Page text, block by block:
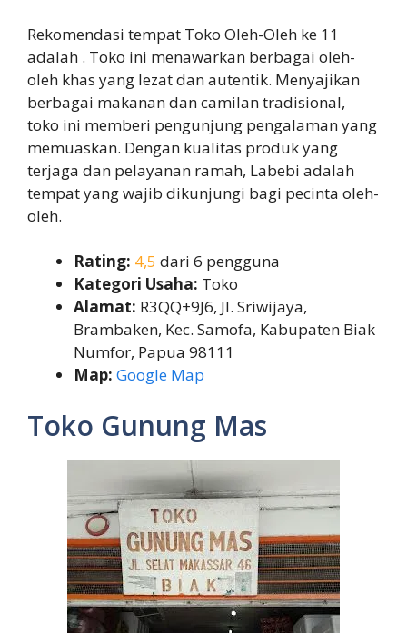
Rekomendasi tempat Toko Oleh-Oleh ke 11
adalah . Toko ini menawarkan berbagai oleh-
oleh khas yang lezat dan autentik. Menyajikan
berbagai makanan dan camilan tradisional,
toko ini memberi pengunjung pengalaman yang
memuaskan. Dengan kualitas produk yang
terjaga dan pelayanan ramah, Labebi adalah
tempat yang wajib dikunjungi bagi pecinta oleh-
oleh.
Rating: 4,5 dari 6 pengguna
Kategori Usaha: Toko
Alamat: R3QQ+9J6, Jl. Sriwijaya,
Brambaken, Kec. Samofa, Kabupaten Biak
Numfor, Papua 98111
Map: Google Map
Toko Gunung Mas